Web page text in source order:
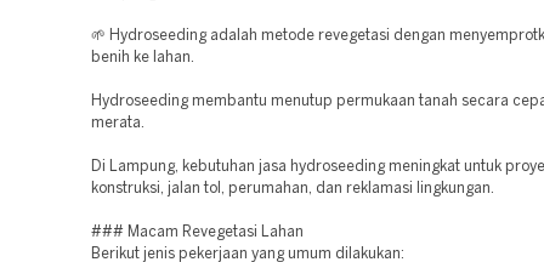
🌱 Hydroseeding adalah metode revegetasi dengan
benih ke lahan.
Hydroseeding membantu menutup permukaan tanah secara
merata.
Di Lampung, kebutuhan jasa hydroseeding meningkat untuk
konstruksi, jalan tol, perumahan, dan reklamasi lingkungan.
### Macam Revegetasi Lahan
Berikut jenis pekerjaan yang umum dilakukan: